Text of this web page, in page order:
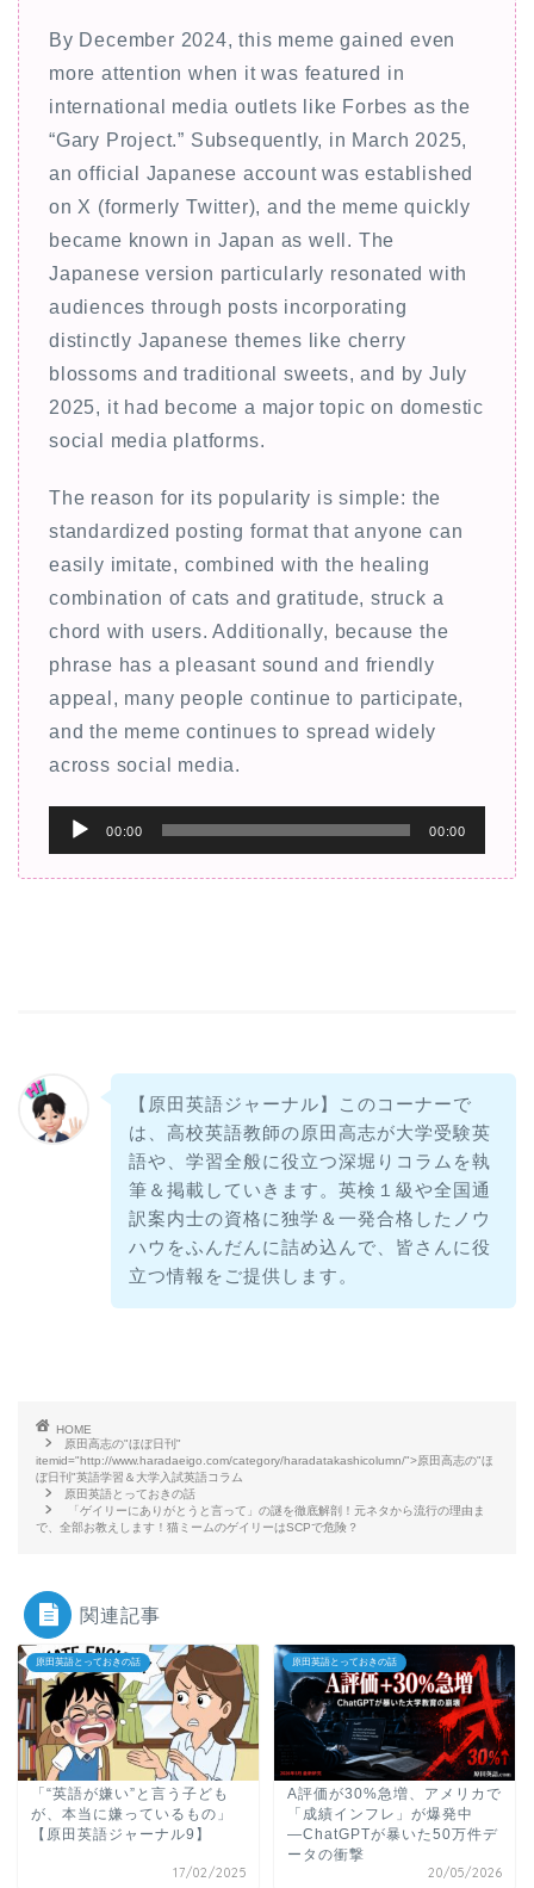
By December 2024, this meme gained even
more attention when it was featured in
international media outlets like Forbes as the
“Gary Project.” Subsequently, in March 2025,
an official Japanese account was established
on X (formerly Twitter), and the meme quickly
became known in Japan as well. The
Japanese version particularly resonated with
audiences through posts incorporating
distinctly Japanese themes like cherry
blossoms and traditional sweets, and by July
2025, it had become a major topic on domestic
social media platforms.
The reason for its popularity is simple: the
standardized posting format that anyone can
easily imitate, combined with the healing
combination of cats and gratitude, struck a
chord with users. Additionally, because the
phrase has a pleasant sound and friendly
appeal, many people continue to participate,
and the meme continues to spread widely
across social media.
声
00:00 00:00
【原田英語ジャーナル】このコーナーで
は、高校英語教師の原田高志が大学受験英
語や、学習全般に役立つ深堀りコラムを執
筆＆掲載していきます。英検１級や全国通
訳案内士の資格に独学＆一発合格したノウ
ハウをふんだんに詰め込んで、皆さんに役
立つ情報をご提供します。
HOME
原田高志の"ほぼ日刊"
itemid="http://www.haradaeigo.com/category/haradatakashicolumn/">原田高志の"ほ
ぼ日刊"英語学習＆大学入試英語コラム
原田英語とっておきの話
「ゲイリーにありがとうと言って」の謎を徹底解剖！元ネタから流行の理由ま
で、全部お教えします！猫ミームのゲイリーはSCPで危険？
関連記事
原田英語とっておきの話
「“英語が嫌い”と言う子ども
が、本当に嫌っているもの」
【原田英語ジャーナル9】
17/02/2025
原田英語とっておきの話
A評価が30%急増、アメリカで
「成績インフレ」が爆発中
―ChatGPTが暴いた50万件デ
ータの衝撃
20/05/2026